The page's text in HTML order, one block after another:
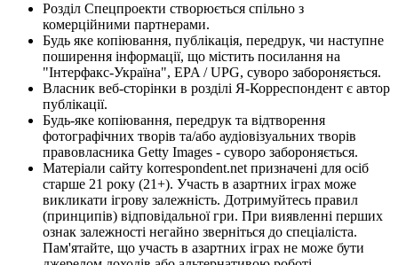
Розділ Спецпроекти створюється спільно з
комерційними партнерами.
Будь яке копіювання, публікація, передрук, чи наступне
поширення інформації, що містить посилання на
"Інтерфакс-Україна", EPA / UPG, суворо забороняється.
Власник веб-сторінки в розділі Я-Корреспондент є автор
публікації.
Будь-яке копіювання, передрук та відтворення
фотографічних творів та/або аудіовізуальних творів
правовласника Getty Images - суворо забороняється.
Матеріали сайту korrespondent.net призначені для осіб
старше 21 року (21+). Участь в азартних іграх може
викликати ігрову залежність. Дотримуйтесь правил
(принципів) відповідальної гри. При виявленні перших
ознак залежності негайно зверніться до спеціаліста.
Пам'ятайте, що участь в азартних іграх не може бути